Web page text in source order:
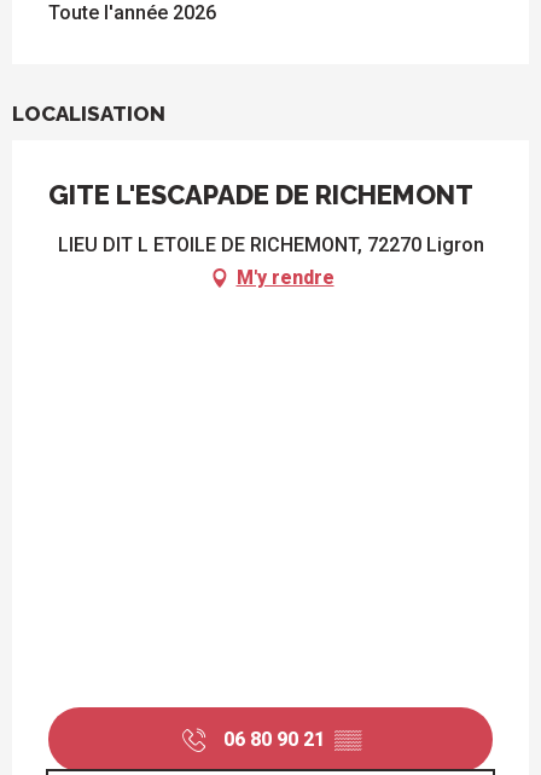
Toute l'année 2026
LOCALISATION
GITE L'ESCAPADE DE RICHEMONT
LIEU DIT L ETOILE DE RICHEMONT, 72270 Ligron
M'y rendre
06 80 90 21 ▒▒